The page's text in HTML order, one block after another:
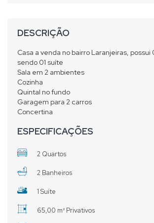
DESCRIÇÃO
Casa a venda no bairro Laranjeiras, possui
sendo 01 suíte
Sala em 2 ambientes
Cozinha
Quintal no fundo
Garagem para 2 carros
Concertina
ESPECIFICAÇÕES
2 Quartos
2 Banheiros
1 Suíte
65,00 m² Privativos